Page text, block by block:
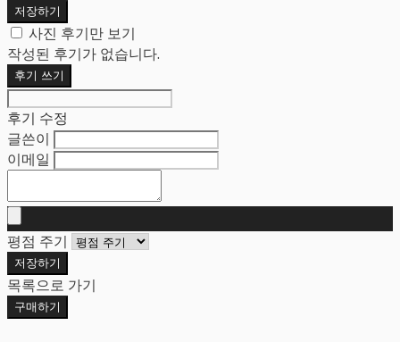
저장하기
사진 후기만 보기
작성된 후기가 없습니다.
후기 쓰기
후기 수정
글쓴이
이메일
평점 주기
저장하기
목록으로 가기
구매하기